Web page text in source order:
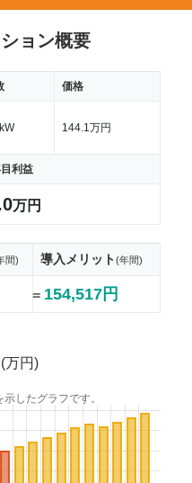
ョン概要
価格
144.1万円
利益
万円
間) 導入メリット(年間)
= 154,517円
(万円)
したグラフです。